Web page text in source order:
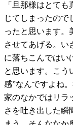
「旦那様はとて
じてしまったの
ったと思います
させてあげる。い
に落ちこんではい
と思います。こう
感”なんですよね
家のなかではリラ
さを吐き出した瞬